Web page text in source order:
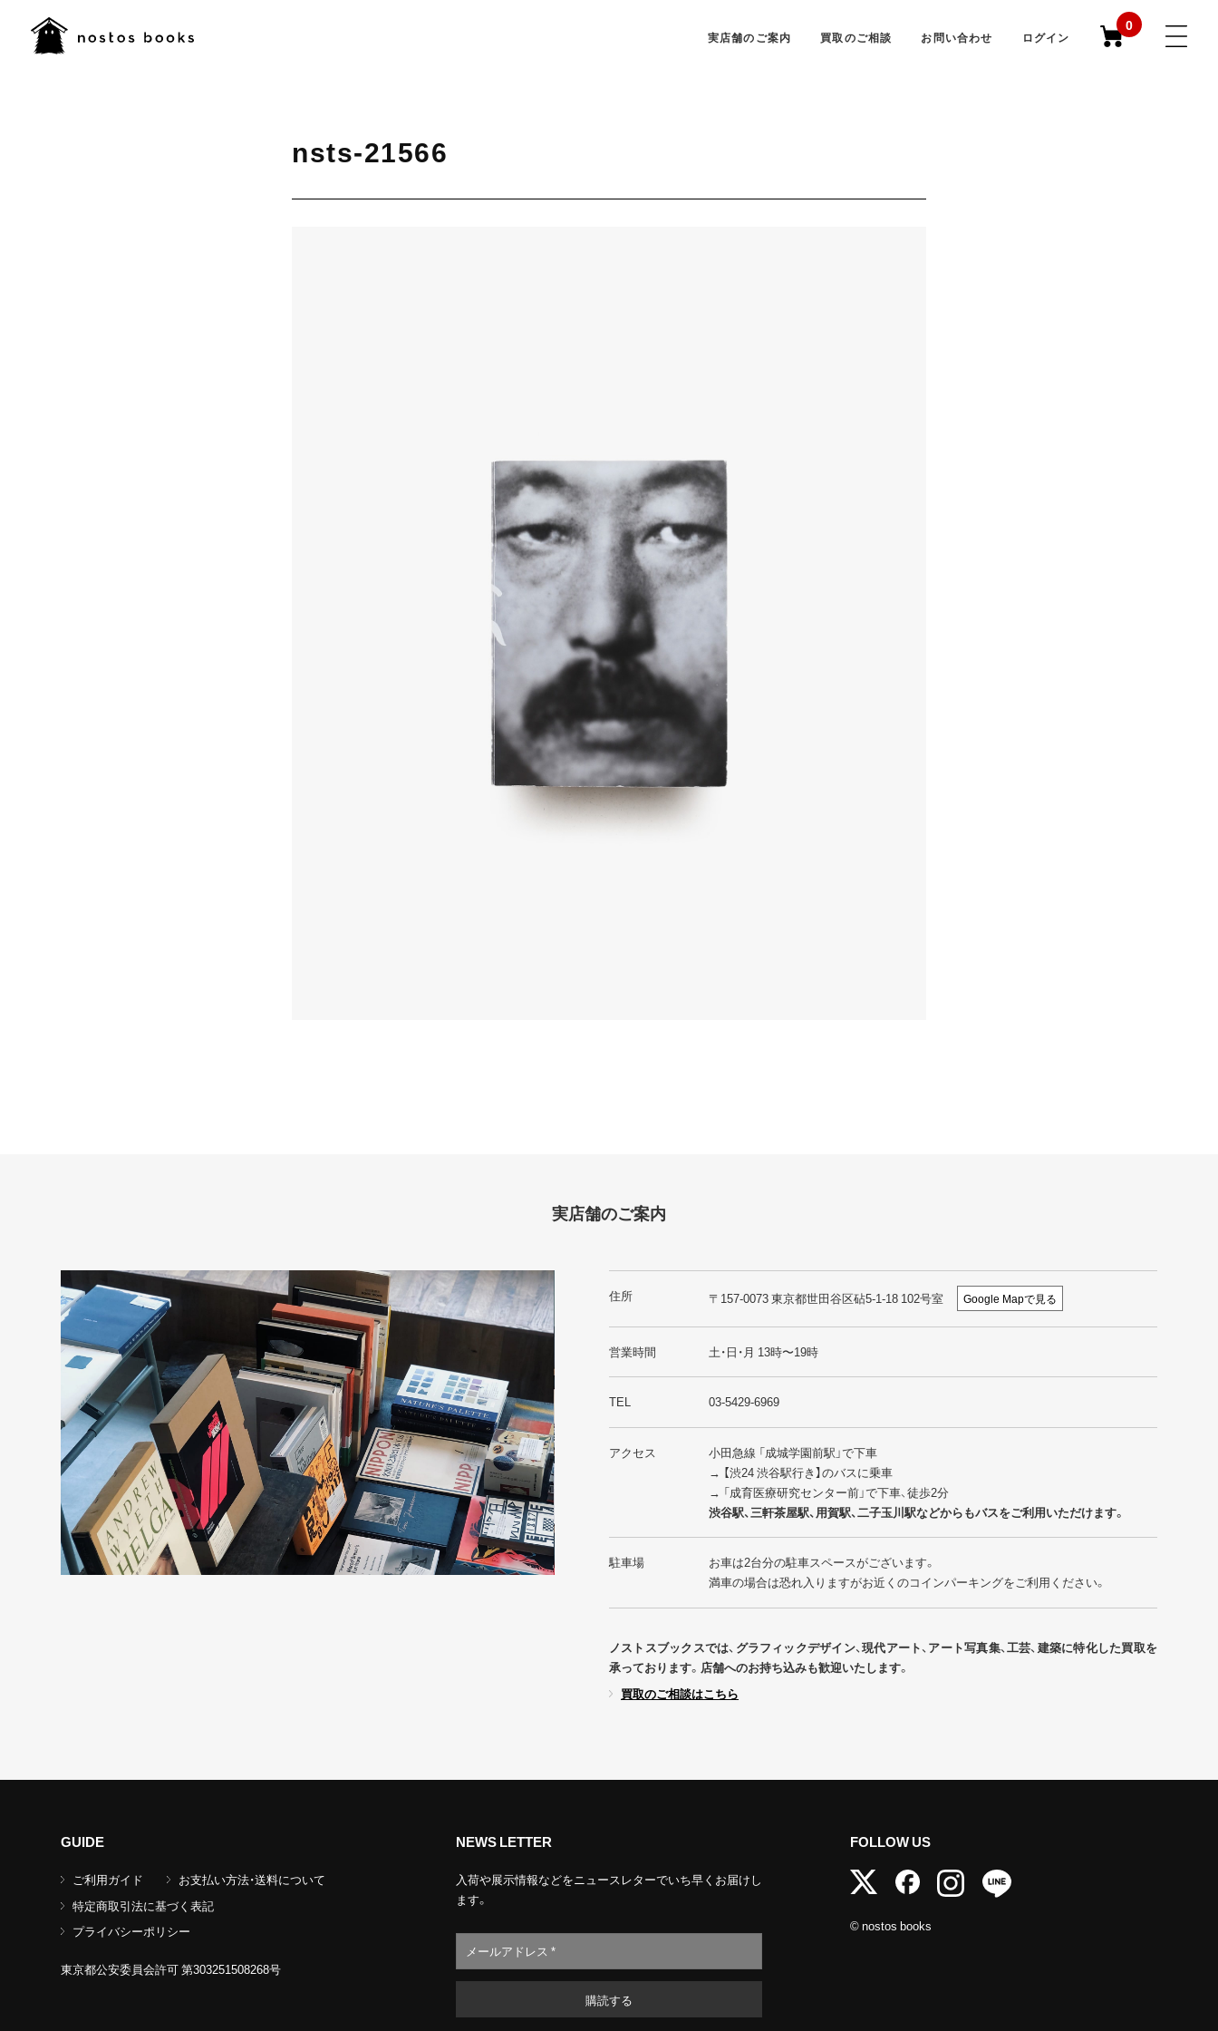
実店舗のご案内 買取のご相談 お問い合わせ ログイン
0
nsts-21566
実店舗のご案内
住所 〒157-0073 東京都世田谷区砧5-1-18 102号室 Google Mapで見る
営業時間 土・日・月 13時〜19時
TEL 03-5429-6969
アクセス
小田急線 「成城学園前駅」で下車
→ 【渋24 渋谷駅行き】のバスに乗車
→ 「成育医療研究センター前」で下車、徒歩2分
渋谷駅、三軒茶屋駅、用賀駅、二子玉川駅などからもバスをご利用いただけます。
駐車場
お車は2台分の駐車スペースがございます。
満車の場合は恐れ入りますがお近くのコインパーキングをご利用ください。
ノストスブックスでは、グラフィックデザイン、現代アート、アート写真集、工芸、建築に特化した買取を
承っております。店舗へのお持ち込みも歓迎いたします。
買取のご相談はこちら
GUIDE
ご利用ガイド
お支払い方法・送料について
特定商取引法に基づく表記
プライバシーポリシー
東京都公安委員会許可 第303251508268号
NEWS LETTER
入荷や展示情報などをニュースレターでいち早くお届けし
ます。
FOLLOW US
© nostos books